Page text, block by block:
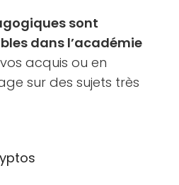
sont
dans l’académie
acquis ou en
sur des sujets très